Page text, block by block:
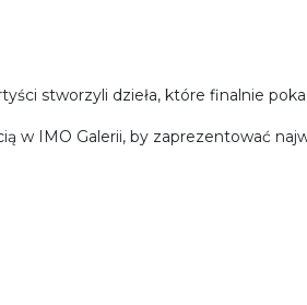
stworzyli dzieła, które finalnie
w IMO Galerii, by zaprezentować